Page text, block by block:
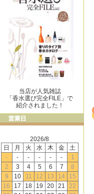
当店が人気雑誌
「香水選び完全FILE」で
紹介されました！
2026/8
日
月 火 水 木 金
土
-
- - - - -
1
2
3 4 5 6 7
8
9
10 11 12 13 14
15
16
17 18 19 20 21
22